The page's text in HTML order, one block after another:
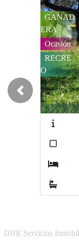
GANAD
Ocasión
RECRE
Previous
DHR Servicios